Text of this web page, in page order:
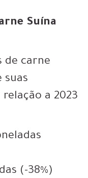
Suína
de carne
suas
a 2023
(-38%)